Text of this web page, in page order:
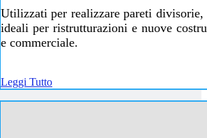
Utilizzati per realizzare pareti
ideali per ristrutturazioni e nuove
e commerciale.
Leggi Tutto